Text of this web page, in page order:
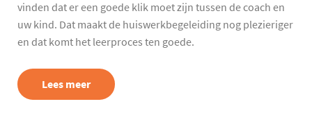
vinden dat er een goede klik moet zijn tussen de coach en
uw kind. Dat maakt de huiswerkbegeleiding nog plezieriger
en dat komt het leerproces ten goede.
Lees meer